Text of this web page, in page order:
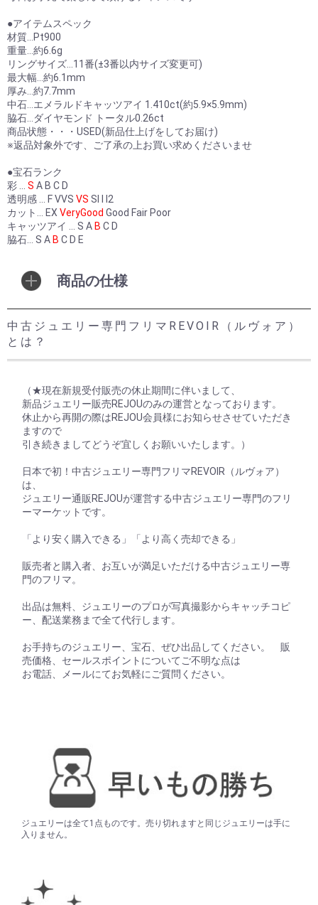
●アイテムスペック
材質…Pt900
重量…約6.6g
リングサイズ…11番(±3番以内サイズ変更可)
最大幅…約6.1mm
厚み…約7.7mm
中石…エメラルドキャッツアイ 1.410ct(約5.9×5.9mm)
脇石…ダイヤモンド トータル0.26ct
商品状態・・・USED(新品仕上げをしてお届け)
※返品対象外です、ご了承の上お買い求めくださいませ
●宝石ランク
彩 … S A B C D
透明感 … F VVS VS SI I I2
カット… EX VeryGood Good Fair Poor
キャッツアイ … S A B C D
脇石… S A B C D E
商品の仕様
中古ジュエリー専門フリマREVOIR（ルヴォア）
とは？
（★現在新規受付販売の休止期間に伴いまして、
新品ジュエリー販売REJOUのみの運営となっております。
休止から再開の際はREJOU会員様にお知らせさせていただき
ますので
引き続きましてどうぞ宜しくお願いいたします。）
日本で初！中古ジュエリー専門フリマREVOIR（ルヴォア）
は、
ジュエリー通販REJOUが運営する中古ジュエリー専門のフリ
ーマーケットです。
「より安く購入できる」「より高く売却できる」
販売者と購入者、お互いが満足いただける中古ジュエリー専
門のフリマ。
出品は無料、ジュエリーのプロが写真撮影からキャッチコピ
ー、配送業務まで全て代行します。
お手持ちのジュエリー、宝石、ぜひ出品してください。 販
売価格、セールスポイントについてご不明な点は
お電話、メールにてお気軽にご質問ください。
ジュエリーは全て1点ものです。売り切れますと同じジュエリーは手に
入りません。